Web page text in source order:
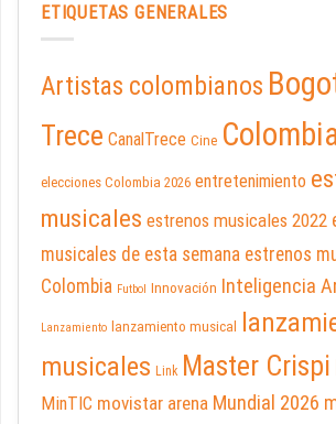
ETIQUETAS GENERALES
Artistas colombianos
Trece CanalTrece Cine
elecciones Colombia 2026 entretenimiento
musicales estrenos musicales 2022
musicales de esta semana estrenos
Colombia Futbol Innovación Inteligencia
Lanzamiento lanzamiento musical
musicales Link Master Crispi
MinTIC movistar arena Mundial 2026